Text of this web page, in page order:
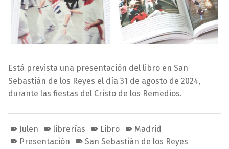
Está prevista una presentación del libro en San
Sebastián de los Reyes el día 31 de agosto de 2024,
durante las fiestas del Cristo de los Remedios.
Julen librerías Libro
Madrid
Presentación
San Sebastián de los Reyes